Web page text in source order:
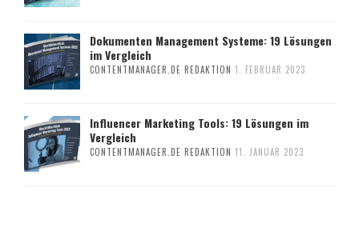
Dokumenten Management Systeme: 19 Lösungen
im Vergleich
CONTENTMANAGER.DE REDAKTION 1. FEBRUAR 2023
Influencer Marketing Tools: 19 Lösungen im
Vergleich
CONTENTMANAGER.DE REDAKTION 11. JANUAR 2023